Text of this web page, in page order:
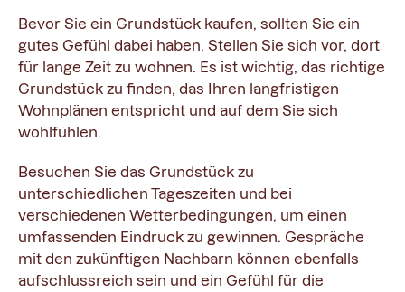
Bevor Sie ein Grundstück kaufen, sollten Sie ein
gutes Gefühl dabei haben. Stellen Sie sich vor, dort
für lange Zeit zu wohnen. Es ist wichtig, das richtige
Grundstück zu finden, das Ihren langfristigen
Wohnplänen entspricht und auf dem Sie sich
wohlfühlen.
Besuchen Sie das Grundstück zu
unterschiedlichen Tageszeiten und bei
verschiedenen Wetterbedingungen, um einen
umfassenden Eindruck zu gewinnen. Gespräche
mit den zukünftigen Nachbarn können ebenfalls
aufschlussreich sein und ein Gefühl für die